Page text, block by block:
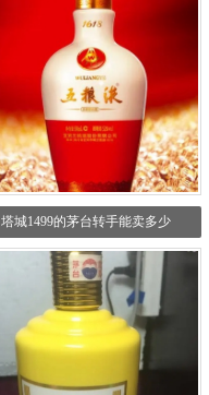
塔城1499的茅台转手能卖多少